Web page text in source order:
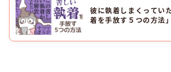
彼に執着しまくってい
着を手放す５つの方法